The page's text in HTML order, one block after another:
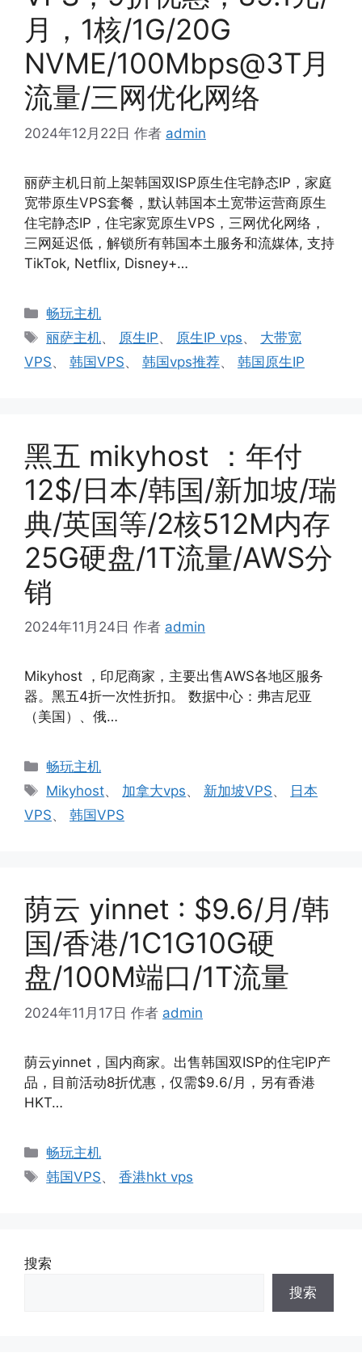
月，1核/1G/20G
NVME/100Mbps@3T月
流量/三网优化网络
2024年12月22日 作者 admin
丽萨主机日前上架韩国双ISP原生住宅静态IP，家庭
宽带原生VPS套餐，默认韩国本土宽带运营商原生
住宅静态IP，住宅家宽原生VPS，三网优化网络，
三网延迟低，解锁所有韩国本土服务和流媒体, 支持
TikTok, Netflix, Disney+…
分
类
畅玩主机
标
签
丽萨主机、 原生IP、 原生IP vps、 大带宽
VPS、 韩国VPS、 韩国vps推荐、 韩国原生IP
黑五 mikyhost ：年付
12$/日本/韩国/新加坡/瑞
典/英国等/2核512M内存
25G硬盘/1T流量/AWS分
销
2024年11月24日 作者 admin
Mikyhost ，印尼商家，主要出售AWS各地区服务
器。黑五4折一次性折扣。 数据中心：弗吉尼亚
（美国）、俄…
分
类
畅玩主机
标
签
Mikyhost、 加拿大vps、 新加坡VPS、
日本
VPS、 韩国VPS
荫云 yinnet : $9.6/月/韩
国/香港/1C1G10G硬
盘/100M端口/1T流量
2024年11月17日 作者 admin
荫云yinnet，国内商家。出售韩国双ISP的住宅IP产
品，目前活动8折优惠，仅需$9.6/月，另有香港
HKT…
分
类
畅玩主机
标
韩国VPS、香港hkt vps
搜索
搜索